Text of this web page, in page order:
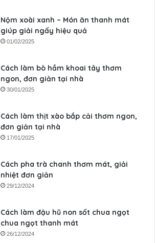
Nộm xoài xanh – Món ăn thanh mát
giúp giải ngấy hiệu quả
01/02/2025
Cách làm bò hầm khoai tây thơm
ngon, đơn giản tại nhà
30/01/2025
Cách làm thịt xào bắp cải thơm ngon,
đơn giản tại nhà
17/01/2025
Cách pha trà chanh thơm mát, giải
nhiệt đơn giản
29/12/2024
Cách làm đậu hũ non sốt chua ngọt
chua ngọt thanh mát
26/12/2024